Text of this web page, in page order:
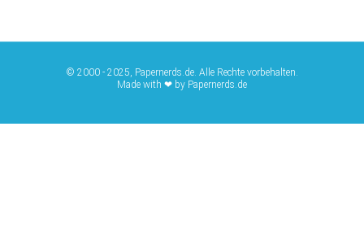
© 2000 - 2025, Papernerds.de. Alle Rechte vorbehalten.
Made with ❤ by Papernerds.de